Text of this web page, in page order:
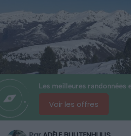
Les meilleures randonnées
Voir les offres